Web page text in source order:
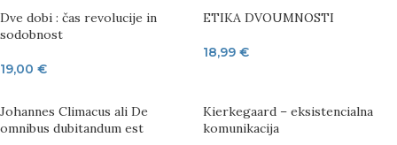
Dve dobi : čas revolucije in
sodobnost
19,00 €
ETIKA DVOUMNOSTI
18,99 €
Johannes Climacus ali De
omnibus dubitandum est
Kierkegaard – eksistencialna
komunikacija